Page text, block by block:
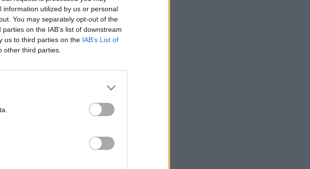
utilized by us or personal
You may separately opt-out of the
on the IAB’s list of downstream
us to third parties on the IAB’s List of
other third parties.